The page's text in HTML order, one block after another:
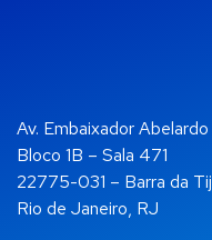
Av. Embaixador
Bloco 1B – Sala 471
22775-031 – Barra da
Rio de Janeiro, RJ